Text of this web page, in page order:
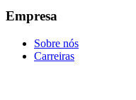
Empresa
Sobre nós
Carreiras